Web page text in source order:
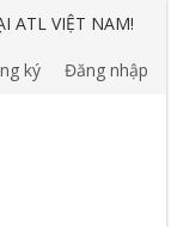
ATL VIỆT NAM!
ký Đăng nhập